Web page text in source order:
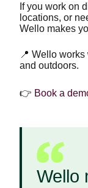
If you work on
locations, or
Wello makes
📍 Wello
and outdoors.
👉 Book a
Wello